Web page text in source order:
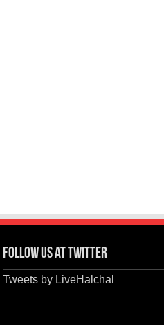
Follow us at Twitter
Tweets by LiveHalchal